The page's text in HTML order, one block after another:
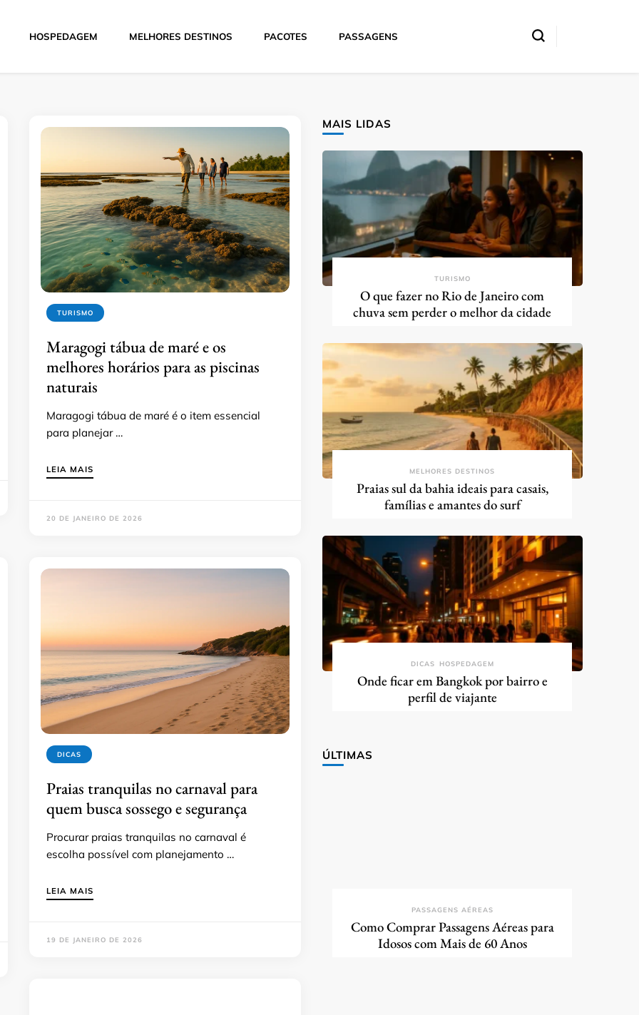
HOSPEDAGEM MELHORES DESTINOS PACOTES PASSAGENS
TURISMO
Maragogi tábua de maré e os
melhores horários para as piscinas
naturais
Maragogi tábua de maré é o item essencial
para planejar …
LEIA MAIS
20 DE JANEIRO DE 2026
DICAS
Praias tranquilas no carnaval para
quem busca sossego e segurança
Procurar praias tranquilas no carnaval é
escolha possível com planejamento …
LEIA MAIS
19 DE JANEIRO DE 2026
MAIS LIDAS
TURISMO
O que fazer no Rio de Janeiro com
chuva sem perder o melhor da cidade
MELHORES DESTINOS
Praias sul da bahia ideais para casais,
famílias e amantes do surf
DICAS HOSPEDAGEM
Onde ficar em Bangkok por bairro e
perfil de viajante
ÚLTIMAS
PASSAGENS AÉREAS
Como Comprar Passagens Aéreas para
Idosos com Mais de 60 Anos